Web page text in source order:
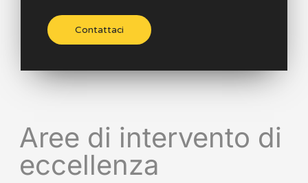
Contattaci
Aree di intervento di
eccellenza